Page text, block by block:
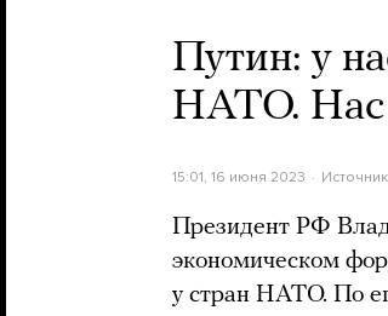
Путин: у
НАТО. Нас
15:01, 16 июня 2023
Президент РФ
экономическом
у стран НАТО. По